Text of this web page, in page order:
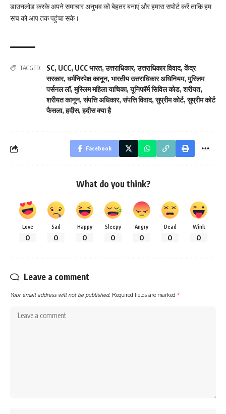
डाउनलोड करके अपने समाचार अनुभव को बेहतर बनाएं और हमारा सपोर्ट करें ताकि हम
सच को आप तक पहुंचा सके।
TAGGED: SC, UCC, UCC भारत,उत्तराधिकार,उत्तराधिकार विवाद,केंद्र
सरकार, धर्मनिरपेक्ष कानून, भारतीय उत्तराधिकार अधिनियम,मुस्लिम
पर्सनल लॉ,मुस्लिम महिला याचिका,यूनिफॉर्म सिविल कोड,शरीयत,
शरीयत कानून,संपत्ति अधिकार,संपत्ति विवाद,सुप्रीम कोर्ट,सुप्रीम कोर्ट
फैसला,हदीस,हदीस क्या है
Facebook
What do you think?
Love
0
Sad
0
Happy
0
Sleepy
0
Angry
0
Dead
0
Wink
0
Leave a comment
Your email address will not be published. Required fields are marked *